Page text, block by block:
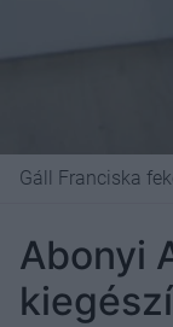
Gáll Franciska
Abonyi